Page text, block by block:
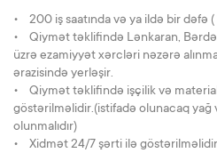
• 200 iş saatında və ya ildə bir dəfə (
• Qiymət təklifində Lənkaran,
üzrə ezamiyyət xərcləri nəzərə
ərazisində yerləşir.
• Qiymət təklifində işçilik və material
göstərilməlidir.(istifadə olunacaq yağ
olunmalıdır)
• Xidmət 24/7 şərti ilə